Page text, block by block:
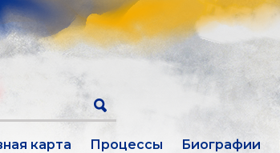
карта Процессы Биографии